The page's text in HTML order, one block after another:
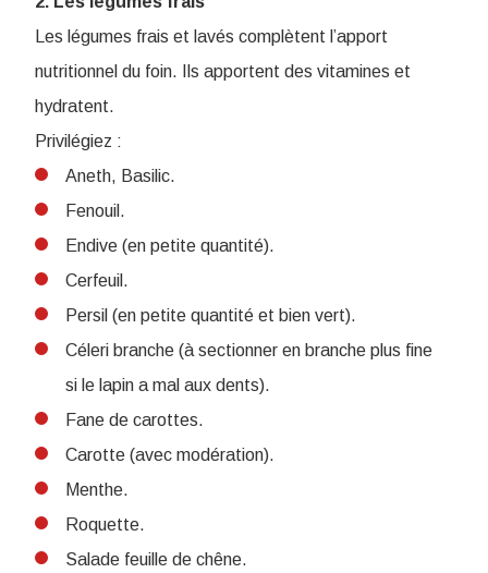
Les légumes frais et lavés complètent l’apport
nutritionnel du foin. Ils apportent des vitamines et
hydratent.
Privilégiez :
Aneth, Basilic.
Fenouil.
Endive (en petite quantité).
Cerfeuil.
Persil (en petite quantité et bien vert).
Céleri branche (à sectionner en branche plus fine
si le lapin a mal aux dents).
Fane de carottes.
Carotte (avec modération).
Menthe.
Roquette.
Salade feuille de chêne.